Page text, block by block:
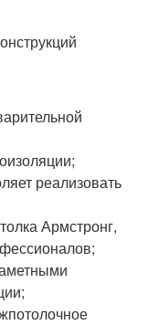
реализовать
Армстронг,